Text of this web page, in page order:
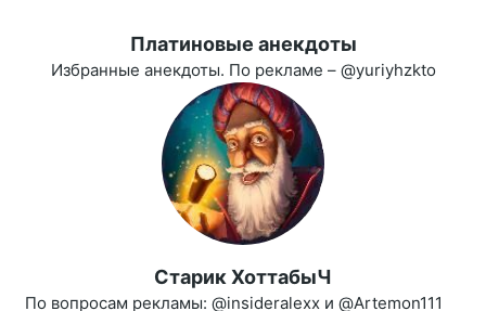
Платиновые анекдоты
Избранные анекдоты. По рекламе – @yuriyhzkto
Старик ХоттабыЧ
По вопросам рекламы: @insideralexx и @Artemon111